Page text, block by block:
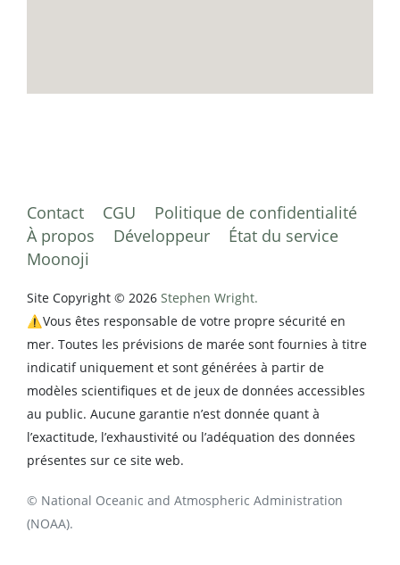
Contact CGU
Politique de confidentialité
À propos
Développeur
État du service
Moonoji
Site Copyright © 2026 Stephen Wright.
⚠️Vous êtes responsable de votre propre sécurité en
mer. Toutes les prévisions de marée sont fournies à titre
indicatif uniquement et sont générées à partir de
modèles scientifiques et de jeux de données accessibles
au public. Aucune garantie n’est donnée quant à
l’exactitude, l’exhaustivité ou l’adéquation des données
présentes sur ce site web.
© National Oceanic and Atmospheric Administration
(NOAA).